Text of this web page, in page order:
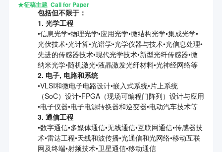
★征稿主题 Call for Paper
包括但不限于：
1. 光学工程
•信息光学•物理光学•应用光学•微结构光学•集成光学•
光伏技术•光计算•光谱学•光学仪器与技术•光信息处理•
先进的传感器技术•现代光学技术•新型光纤传感器•微
纳米光学•随机激光•液晶激发光纤材料•光神经网络等
2. 电子, 电路和系统
•VLSI和微电子电路设计•嵌入式系统•片上系统
（SoC）设计•FPGA（现场可编程门阵列）设计与应用
•电子仪器•电子电源转换器和逆变器•电动汽车技术等
3. 通信工程
•数字通信•多媒体通信•无线通信•互联网通信•传感器技
术•雷达工程•天线和波传播•光通信和光网络•移动互联
网及终端•射频技术•卫星通信•移动通信